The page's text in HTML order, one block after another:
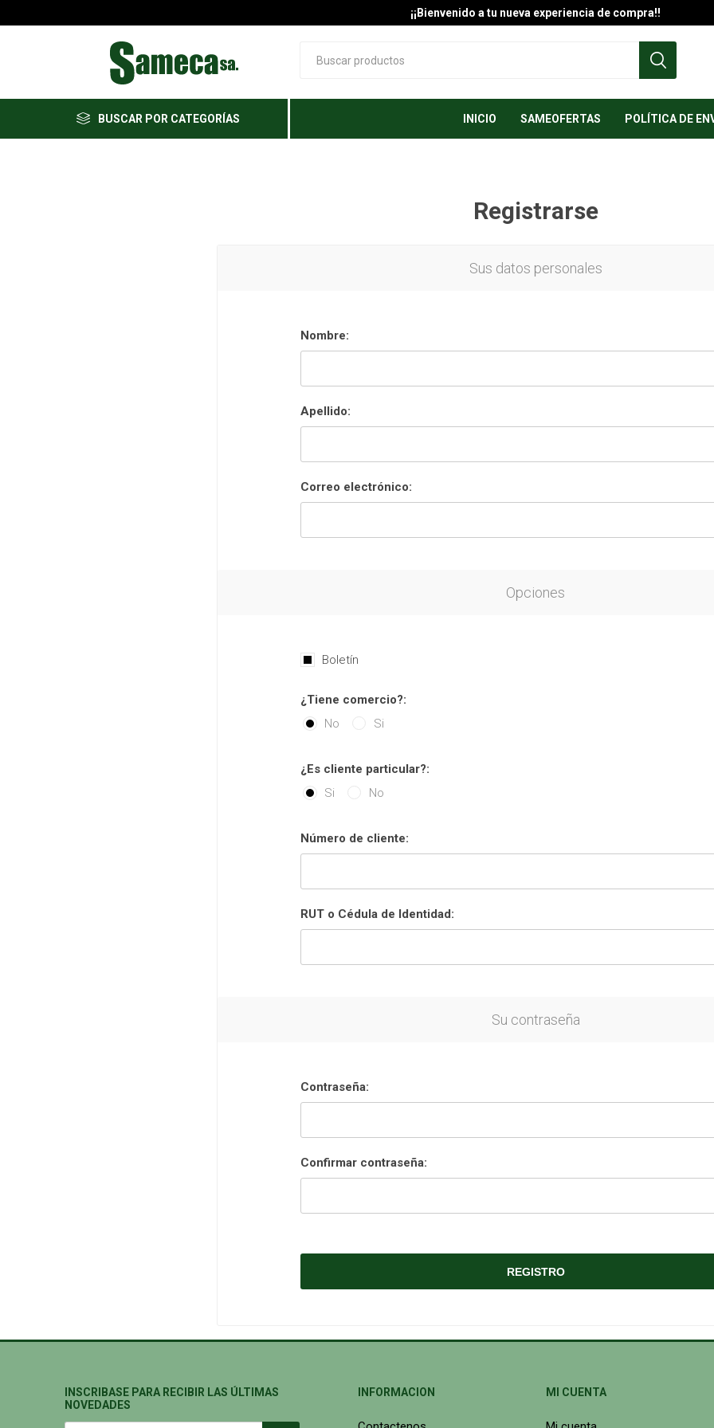
¡¡Bienvenido a tu nueva experiencia de compra!!
BUSCAR POR CATEGORÍAS INICIO SAMEOFERTAS POLÍTICA DE
Registrarse
Sus datos personales
Nombre:
Apellido:
Correo electrónico:
Opciones
Boletín
¿Tiene comercio?:
No
Si
¿Es cliente particular?:
Si
No
Número de cliente:
RUT o Cédula de Identidad:
Su contraseña
Contraseña:
Confirmar contraseña:
INSCRIBASE PARA RECIBIR LAS ÚLTIMAS
NOVEDADES
INFORMACION MI CUENTA